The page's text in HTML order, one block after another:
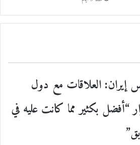
إيران: العلاقات مع دول
“أفضل بكثير مما كانت عليه في